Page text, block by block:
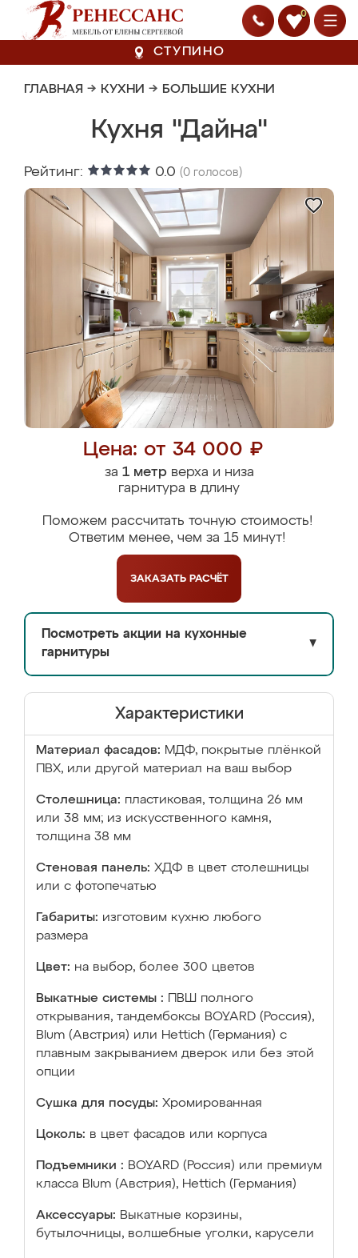
0
СТУПИНО
ГЛАВНАЯ → КУХНИ → БОЛЬШИЕ КУХНИ
Кухня "Дайна"
Рейтинг: 0.0 (0 голосов)
Цена: от 34 000 ₽
за 1 метрверха и низа
гарнитура в длину
Поможем рассчитать точную стоимость!
Ответим менее, чем за 15 минут!
ЗАКАЗАТЬ РАСЧЁТ
Посмотреть акции на кухонные
гарнитуры
▼
Характеристики
Материал фасадов: МДФ, покрытые плёнкой
ПВХ, или другой материал на ваш выбор
Столешница: пластиковая, толщина 26 мм
или 38 мм; из искусственного камня,
толщина 38 мм
Стеновая панель: ХДФ в цвет столешницы
или с фотопечатью
Габариты: изготовим кухню любого
размера
Цвет: на выбор, более 300 цветов
Выкатные системы :
ПВШ полного
открывания, тандембоксы BOYARD (Россия),
Blum (Австрия) или Hettich (Германия) с
плавным закрыванием дверок или без этой
опции
Сушка для посуды: Хромированная
Цоколь: в цвет фасадов или корпуса
Подъемники : BOYARD (Россия) или премиум
класса Blum (Австрия), Hettich (Германия)
Аксессуары: Выкатные корзины,
бутылочницы, волшебные уголки, карусели